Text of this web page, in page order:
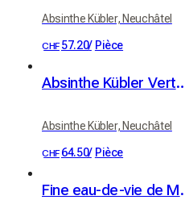
Absinthe Kübler, Neuchâtel
CHF 57.20/ Pièce
Absinthe Kübler
Absinthe Kübler, Neuchâtel
CHF 64.50/ Pièce
Fine eau-